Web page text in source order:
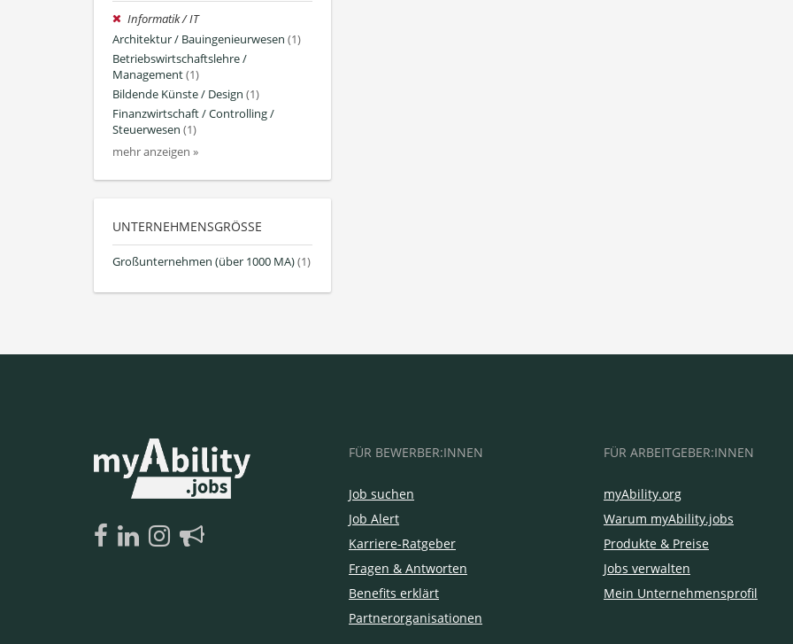
Informatik / IT
Architektur / Bauingenieurwesen (1)
Betriebswirtschaftslehre /
Management(1)
Bildende Künste / Design (1)
Finanzwirtschaft / Controlling /
Steuerwesen (1)
mehr anzeigen »
UNTERNEHMENSGRÖSSE
Großunternehmen (über 1000 MA)(1)
FÜR BEWERBER:INNEN
Job suchen
Job Alert
Karriere-Ratgeber
Fragen & Antworten
Benefits erklärt
Partnerorganisationen
FÜR ARBEITGEBER:INNEN
myAbility.org
Warum myAbility.jobs
Produkte & Preise
Jobs verwalten
Mein Unternehmensprofil